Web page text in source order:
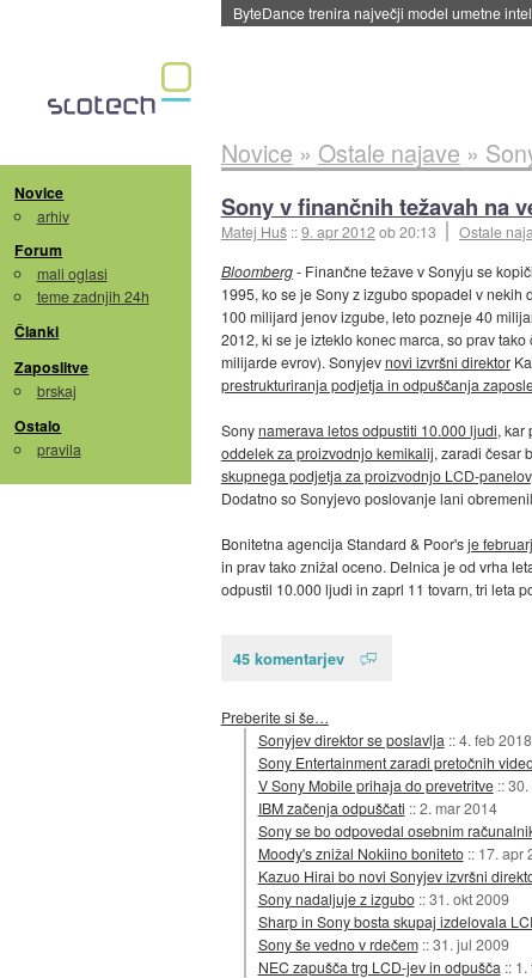
Spletne strani začele streči oglase za
Novice
arhiv
Forum
mali oglasi
teme zadnjih 24h
Članki
Zaposlitve
brskaj
Ostalo
pravila
Novice » Ostale najave »
Sony v finančnih težavah na
Matej Huš ::9. apr 2012ob 20:13
Ostale
Bloomberg- Finančne težave v Sonyju se
1995, ko se je Sony z izgubo spopadel v
100 milijard jenov izgube, leto pozneje 40
2012, ki se je izteklo konec marca, so prav
milijarde evrov). Sonyjevnovi izvršni direktor
prestrukturiranja podjetja in odpuščanja
Sonynamerava letos odpustiti 10.000 ljudi, kar
oddelek za proizvodnjo kemikalij, zaradi česar
skupnega podjetja za proizvodnjo LCD-panelov
Dodatno so Sonyjevo poslovanje lani
Bonitetna agencija Standard & Poor'sje
in prav tako znižal oceno. Delnica je od vrha
odpustil 10.000 ljudi in zaprl 11 tovarn, tri leta
45 komentarjev
Preberite si še…
Sonyjev direktor se poslavlja ::4. feb 2018
Sony Entertainment zaradi pretočnih
V Sony Mobile prihaja do prevetritve ::30.
IBM začenja odpuščati ::2. mar 2014
Sony se bo odpovedal osebnim
Moody's znižal Nokiino boniteto :: 17. apr
Kazuo Hirai bo novi Sonyjev izvršni
Sony nadaljuje z izgubo ::31. okt 2009
Sharp in Sony bosta skupaj izdelovala
Sony še vedno v rdečem ::31. jul 2009
NEC zapušča trg LCD-jev in odpušča :: 1.